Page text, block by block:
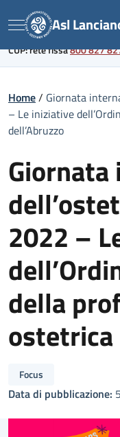
to
content
Link al portale sanitario
Menu Asl
CUP: rete fissa800 827
Home/ Giornata
– Le iniziative
dell’Abruzzo
2022 –
della
ostetrica
Focus
Data di pubblicazione: